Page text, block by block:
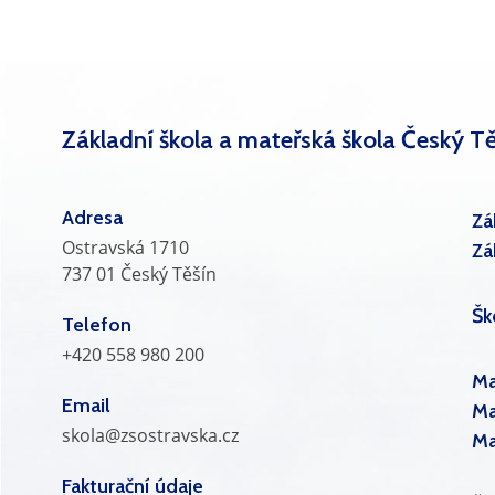
Základní škola a mateřská škola Český
Adresa
Ostravská 1710
737 01 Český Těšín
Telefon
+420 558 980 200
Email
skola@zsostravska.cz
Fakturační údaje